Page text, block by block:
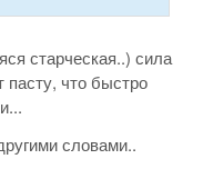
старческая..) сила
пасту, что быстро
словами..